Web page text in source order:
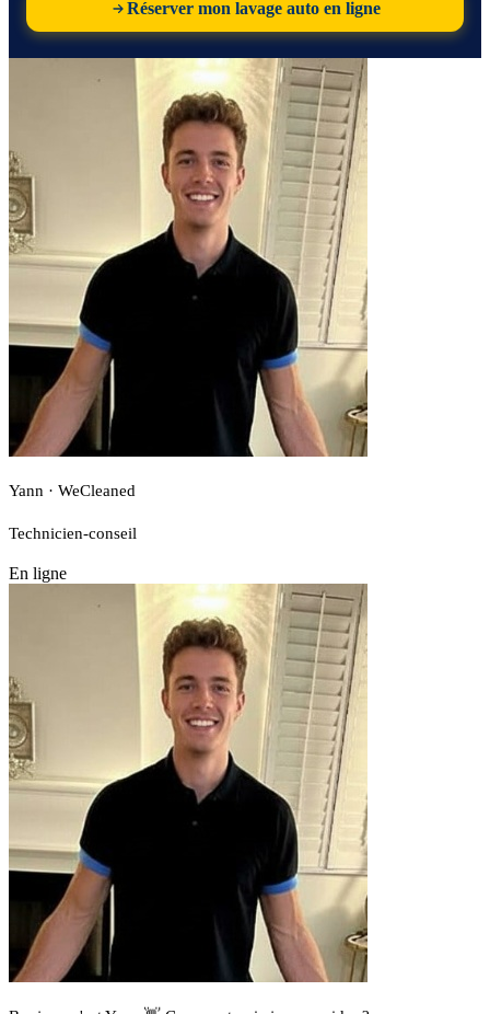
Réserver mon lavage auto en ligne
Yann · WeCleaned
Technicien-conseil
En ligne